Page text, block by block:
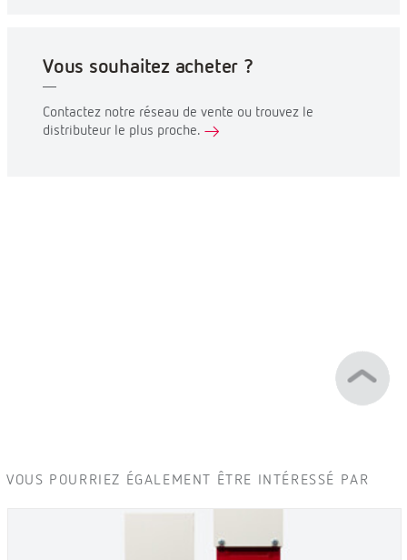
Vous souhaitez acheter ?
Contactez notre réseau de vente ou trouvez le
distributeur le plus proche.
VOUS POURRIEZ ÉGALEMENT ÊTRE INTÉRESSÉ PAR